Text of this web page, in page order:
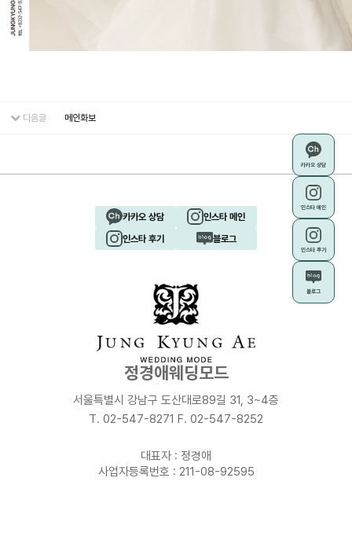
다음글 메인화보
카카오 상담
인스타 메인
인스타 후기
블로그
정경애웨딩모드
서울특별시 강남구 도산대로89길 31, 3~4층
T. 02-547-8271 F. 02-547-8252
대표자 : 정경애
사업자등록번호 : 211-08-92595
카카오 상담
인스타 메인
인스타 후기
블로그